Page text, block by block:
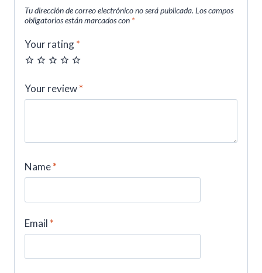
Tu dirección de correo electrónico no será publicada. Los campos
obligatorios están marcados con *
Your rating*
Your review*
Name*
Email *